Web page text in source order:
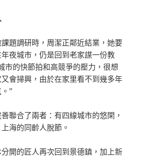
題調研時，周潔正鄰近結業，她要
夜城市，仍是回到老家謀一份教
市的快節拍和高競爭的壓力，很想
會掃興，由於在家里看不到幾多年
”
聯合了兩者：有四線城市的悠閑，
海的同齡人脫節。
開的匠人再次回到景德鎮，加上新